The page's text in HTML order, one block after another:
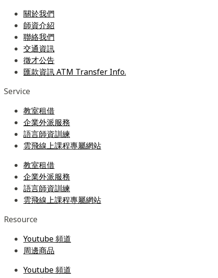
關於我們
師資介紹
聯絡我們
交通資訊
徵才公告
匯款資訊 ATM Transfer Info.
Service
教室租借
企業外派服務
語言師資訓練
雲飛線上課程專屬網站
教室租借
企業外派服務
語言師資訓練
雲飛線上課程專屬網站
Resource
Youtube 頻道
周邊商品
Youtube 頻道